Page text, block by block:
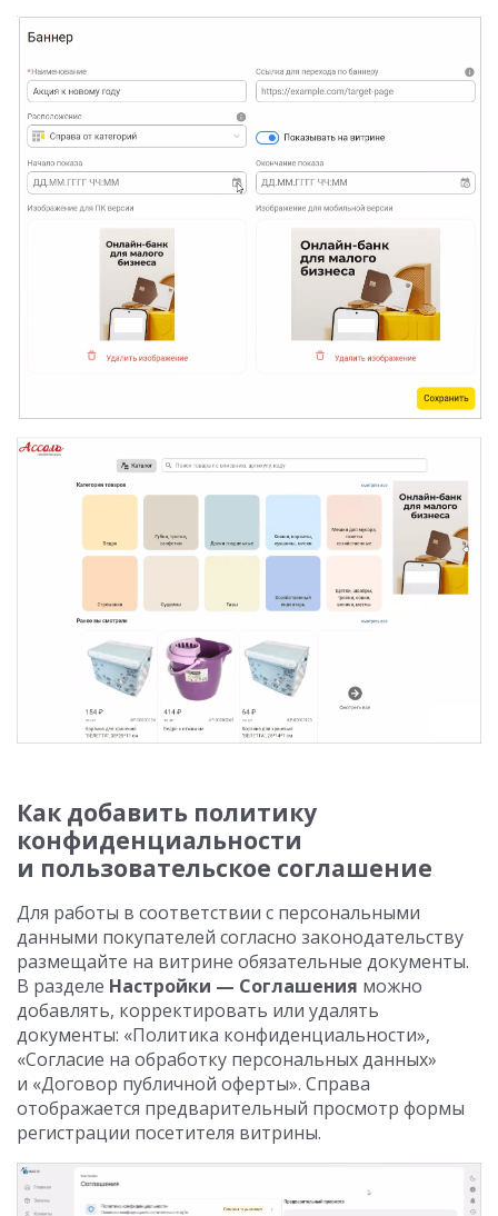
Как добавить политику
конфиденциальности
и пользовательское соглашение
Для работы в соответствии с персональными
данными покупателей согласно законодательству
размещайте на витрине обязательные документы.
В разделе Настройки — Соглашения можно
добавлять, корректировать или удалять
документы: «Политика конфиденциальности»,
«Согласие на обработку персональных данных»
и «Договор публичной оферты». Справа
отображается предварительный просмотр формы
регистрации посетителя витрины.